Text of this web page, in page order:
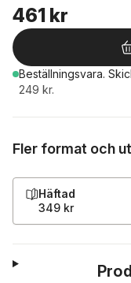
461 kr
Beställningsvara.
249 kr.
Fler format och
Häftad
349 kr